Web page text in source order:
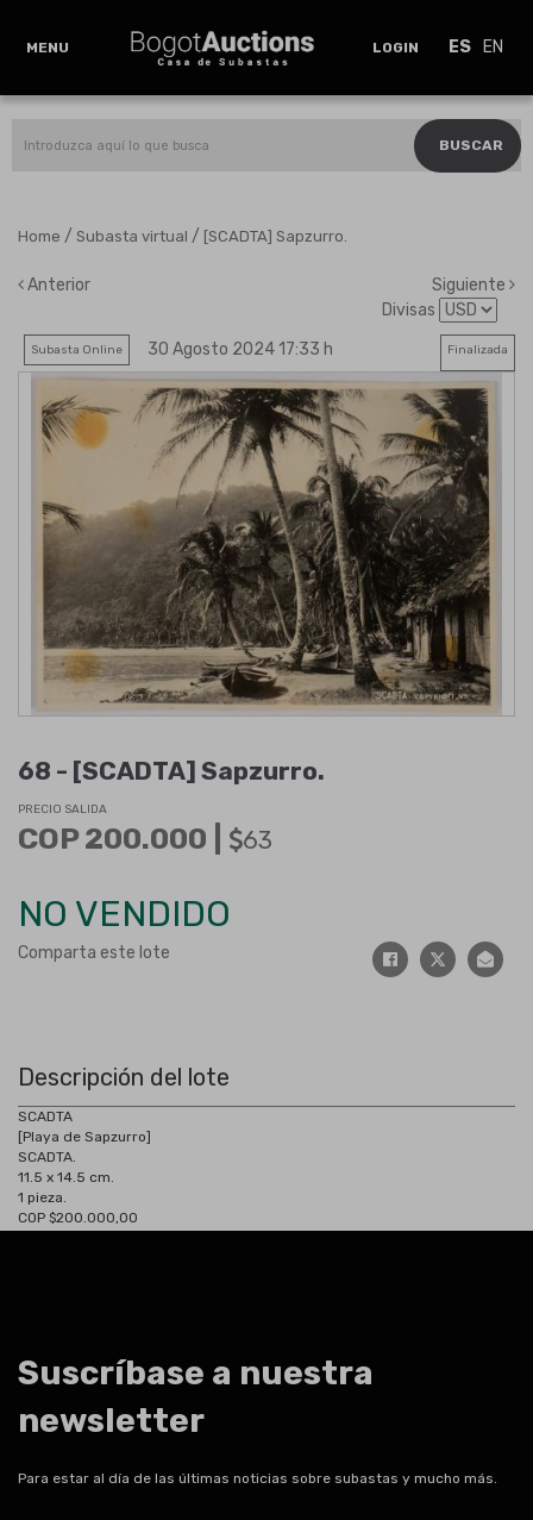
MENU LOGIN ES EN
BUSCAR
Home / Subasta virtual / [SCADTA] Sapzurro.
Anterior
Siguiente
Divisas
Subasta Online 30 Agosto 2024 17:33 h Finalizada
68 - [SCADTA] Sapzurro.
PRECIO SALIDA
COP 200.000 | 63
NO VENDIDO
Comparta este lote
Descripción del lote
SCADTA
[Playa de Sapzurro]
SCADTA.
11.5 x 14.5 cm.
1 pieza.
COP $200.000,00
Suscríbase a nuestra
newsletter
Para estar al día de las últimas noticias sobre subastas y mucho más.